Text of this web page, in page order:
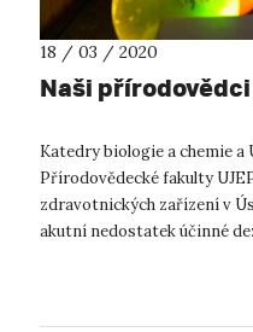
18 / 03 / 2020
Naši
Katedry biologie a chemie
Přírodovědecké fakulty
zdravotnických zařízení v
akutní nedostatek účinné